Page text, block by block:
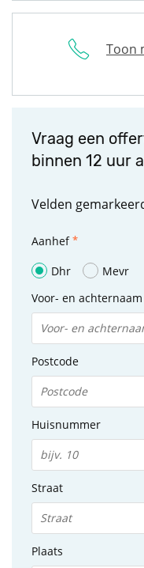
Toon
Vraag een
binnen 12 uur
Velden
Aanhef
Dhr
Mevr
Voor- en achternaam
Postcode
Huisnummer
Straat
Plaats